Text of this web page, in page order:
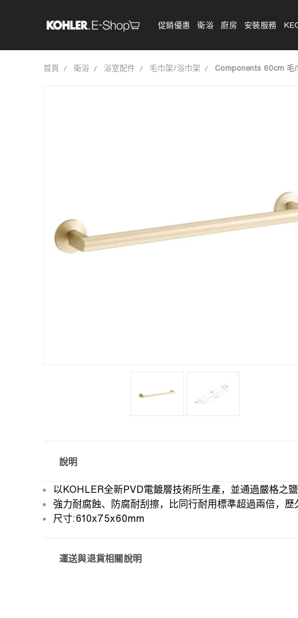
促銷優惠 衛浴 廚房 安裝服務
首頁 衛浴 浴室配件 毛巾架/浴巾架 Components 60cm 毛
說明
以KOHLER全新PVD電鍍層技術所生產，並通過嚴格之
強力耐腐蝕、防腐耐刮擦，比同行耐用標準超過兩倍，歷
尺寸:610x75x60mm
運送與退貨相關說明